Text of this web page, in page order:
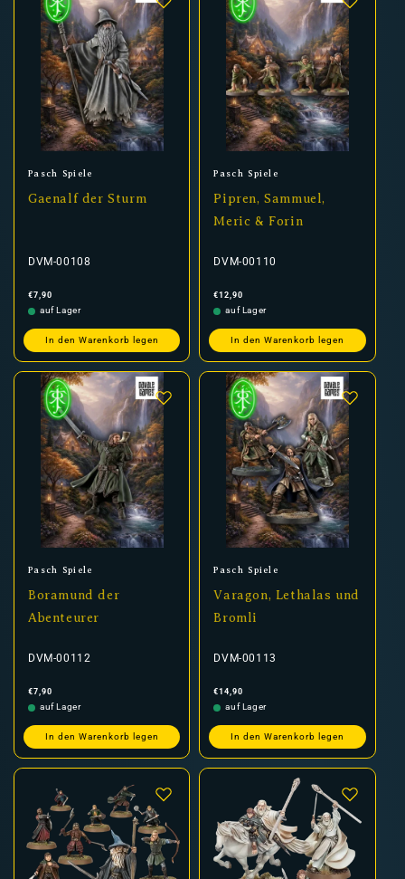
Anbieter:
Pasch Spiele
Gaenalf der Sturm
DVM-00108
Normaler
Preis
€7,90
auf Lager
In den Warenkorb legen
Anbieter:
Pasch Spiele
Pipren, Sammuel,
Meric & Forin
DVM-00110
Normaler
Preis
€12,90
auf Lager
In den Warenkorb legen
Anbieter:
Pasch Spiele
Boramund der
Abenteurer
DVM-00112
Normaler
Preis
€7,90
auf Lager
In den Warenkorb legen
Anbieter:
Pasch Spiele
Varagon, Lethalas und
Bromli
DVM-00113
Normaler
Preis
€14,90
auf Lager
In den Warenkorb legen